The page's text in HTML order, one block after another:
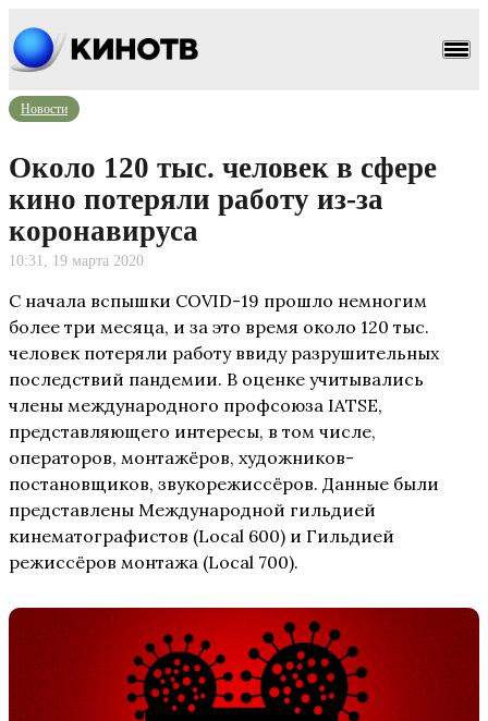
Новости
Около 120 тыс. человек в сфере
кино потеряли работу из-за
коронавируса
10:31, 19 марта 2020
С начала вспышки COVID-19 прошло немногим
более три месяца, и за это время около 120 тыс.
человек потеряли работу ввиду разрушительных
последствий пандемии. В оценке учитывались
члены международного профсоюза IATSE,
представляющего интересы, в том числе,
операторов, монтажёров, художников-
постановщиков, звукорежиссёров. Данные были
представлены Международной гильдией
кинематографистов (Local 600) и Гильдией
режиссёров монтажа (Local 700).